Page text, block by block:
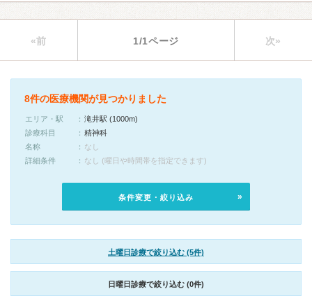
«前 1/1ページ 次»
8件の医療機関が見つかりました
エリア・駅
滝井駅 (1000m)
診療科目
精神科
名称
なし
詳細条件
なし (曜日や時間帯を指定できます)
条件変更・絞り込み
土曜日診療で絞り込む (5件)
日曜日診療で絞り込む (0件)